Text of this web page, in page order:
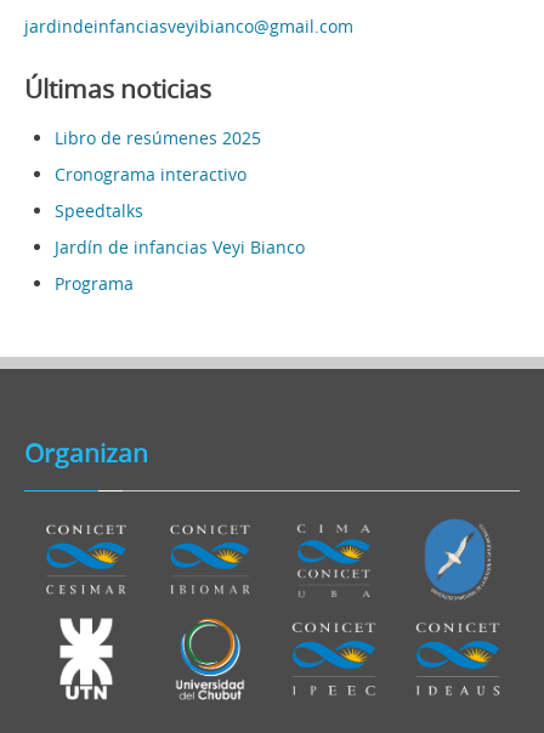
jardindeinfanciasveyibianco@gmail.com
Últimas noticias
Libro de resúmenes 2025
Cronograma interactivo
Speedtalks
Jardín de infancias Veyi Bianco
Programa
Organizan